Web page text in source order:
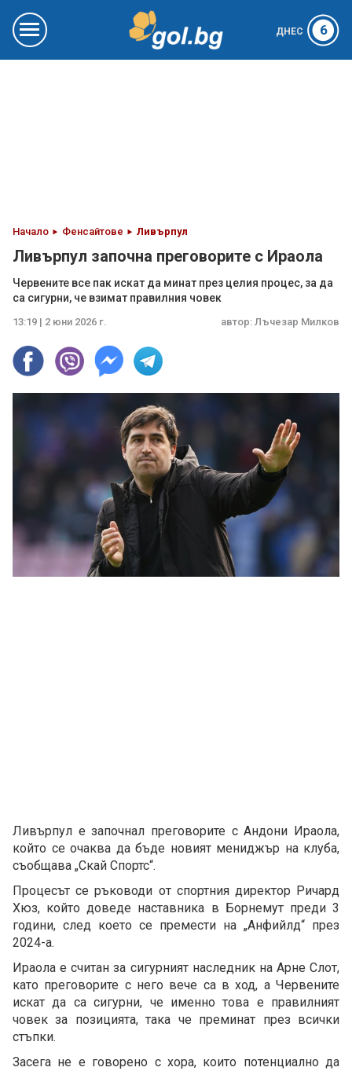
ДНЕС 6
Начало Фенсайтове Ливърпул
Ливърпул започна преговорите с Ираола
Червените все пак искат да минат през целия процес, за да
са сигурни, че взимат правилния човек
13:19 | 2 юни 2026 г. автор: Лъчезар Милков
Ливърпул е започнал преговорите с Андони Ираола,
който се очаква да бъде новият мениджър на клуба,
съобщава „Скай Спортс“.
Процесът се ръководи от спортния директор Ричард
Хюз, който доведе наставника в Борнемут преди 3
години, след което се премести на „Анфийлд“ през
2024-а.
Ираола е считан за сигурният наследник на Арне Слот,
като преговорите с него вече са в ход, а Червените
искат да са сигурни, че именно това е правилният
човек за позицията, така че преминат през всички
стъпки.
Засега не е говорено с хора, които потенциално да